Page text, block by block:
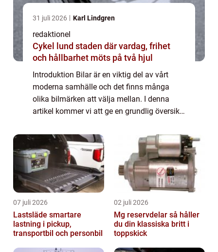
31 juli 2026 Karl Lindgren
redaktionel
Cykel lund staden där vardag, frihet
och hållbarhet möts på två hjul
Introduktion Bilar är en viktig del av vårt
moderna samhälle och det finns många
olika bilmärken att välja mellan. I denna
artikel kommer vi att ge en grundlig översikt
egenskaper, popularitet och skillnader. V...
07 juli 2026
Lastsläde smartare
lastning i pickup,
transportbil och personbil
02 juli 2026
Mg reservdelar så håller
du din klassiska britt i
toppskick